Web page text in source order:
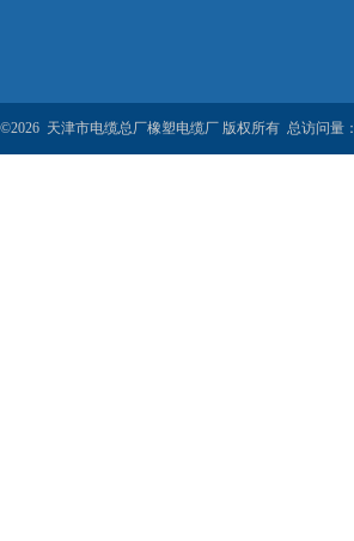
©2026 天津市电缆总厂橡塑电缆厂 版权所有 总访问量：